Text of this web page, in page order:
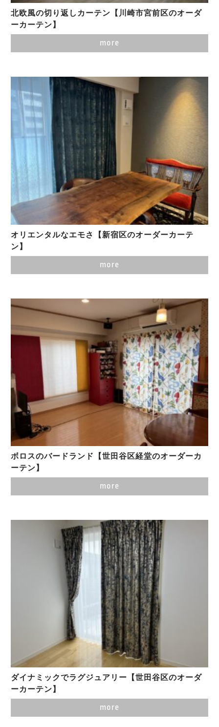
北欧風の切り返しカーテン【川崎市宮前区のオーダ
ーカーテン】
more
オリエンタルなエモさ【新宿区のオーダーカーテ
ン】
more
ボロスのバードランド【世田谷区経堂のオーダーカ
ーテン】
more
ダイナミックでラグジュアリー【世田谷区のオーダ
ーカーテン】
more